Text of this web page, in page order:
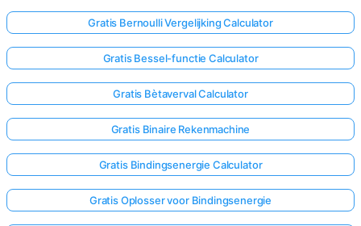
Gratis Bernoulli Vergelijking Calculator
Gratis Bessel-functie Calculator
Gratis Bètaverval Calculator
Gratis Binaire Rekenmachine
Gratis Bindingsenergie Calculator
Gratis Oplosser voor Bindingsenergie